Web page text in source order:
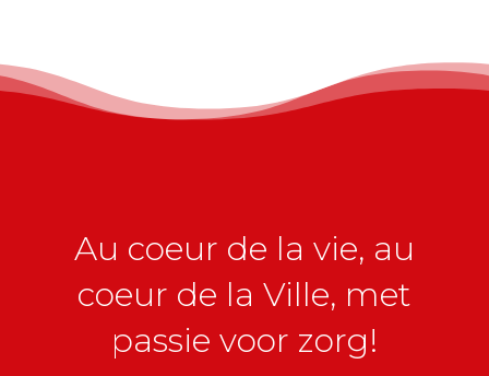
Au coeur de la vie, au
coeur de la Ville, met
passie voor zorg!